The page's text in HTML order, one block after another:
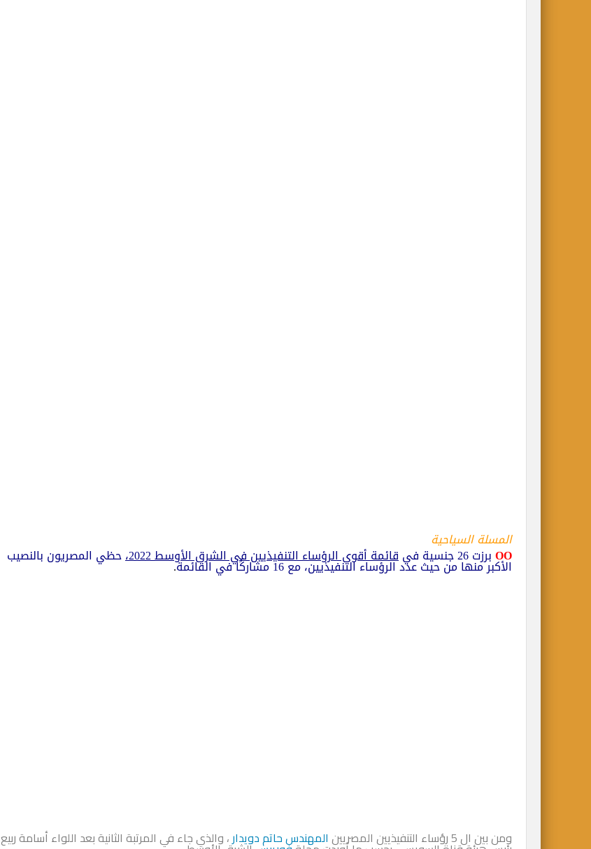
المسلة السياحية
ΟΟبرزت 26 جنسية في قائمة أقوى الرؤساء التنفيذيين في الشرق الأوسط 2022 ،حظي المصريون بالنصيب
الأكبر منها من حيث عدد الرؤساء التنفيذيين، مع 16 مشاركًا في القائمة .
ومن بين ال 5 رؤساء التنفيذيين المصريين المهندس حاتم دويدار، والذي جاء في المرتبة الثانية بعد اللواء أسامة ربيع